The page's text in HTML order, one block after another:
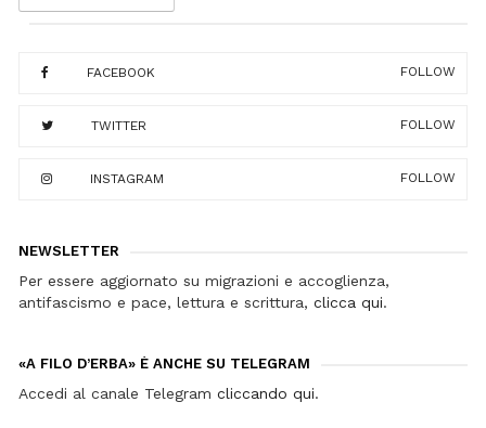
FACEBOOK FOLLOW
TWITTER FOLLOW
INSTAGRAM FOLLOW
NEWSLETTER
Per essere aggiornato su migrazioni e accoglienza,
antifascismo e pace, lettura e scrittura,clicca qui.
«A FILO D’ERBA» È ANCHE SU TELEGRAM
Accedi al canale Telegramcliccando qui.